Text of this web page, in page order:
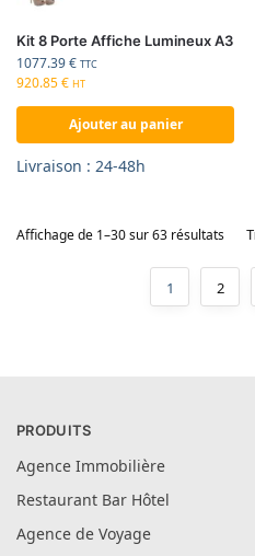
Kit 8 Porte Affiche Lumineux A3
1077.39€ TTC
920.85€ HT
Ajouter au panier
Livraison : 24-48h
Affichage de 1–30 sur 63 résultats
1 2
PRODUITS
Agence Immobilière
Restaurant Bar Hôtel
Agence de Voyage